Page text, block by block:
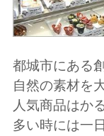
都城市にある
自然の素材を
人気商品はか
多い時には一